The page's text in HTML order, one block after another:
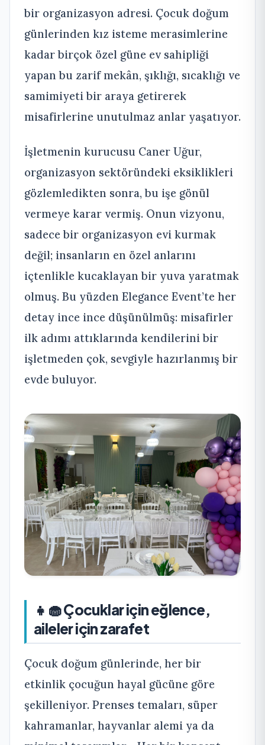
bir organizasyon adresi. Çocuk doğum
günlerinden kız isteme merasimlerine
kadar birçok özel güne ev sahipliği
yapan bu zarif mekân, şıklığı, sıcaklığı ve
samimiyeti bir araya getirerek
misafirlerine unutulmaz anlar yaşatıyor.
İşletmenin kurucusu Caner Uğur,
organizasyon sektöründeki eksiklikleri
gözlemledikten sonra, bu işe gönül
vermeye karar vermiş. Onun vizyonu,
sadece bir organizasyon evi kurmak
değil; insanların en özel anlarını
içtenlikle kucaklayan bir yuva yaratmak
olmuş. Bu yüzden Elegance Event’te her
detay ince ince düşünülmüş: misafirler
ilk adımı attıklarında kendilerini bir
işletmeden çok, sevgiyle hazırlanmış bir
evde buluyor.
👧🧁 Çocuklar için eğlence,
aileler için zarafet
Çocuk doğum günlerinde, her bir
etkinlik çocuğun hayal gücüne göre
şekilleniyor. Prenses temaları, süper
kahramanlar, hayvanlar alemi ya da